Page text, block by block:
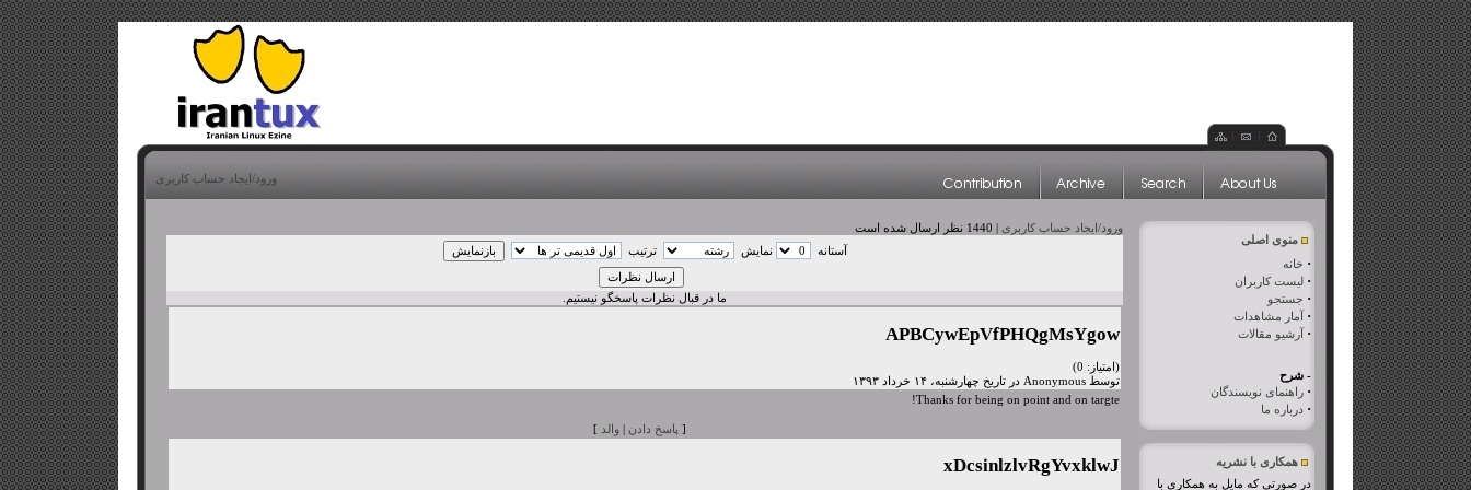
ورود/ایجاد حساب کاربری
منوی اصلی
· خانه
· لیست کاربران
· جستجو
· آمار مشاهدات
· آرشیو مقالات
- شرح
· راهنمای نویسندگان
· درباره ما
همکاری با نشریه
در صورتی که مایل به همکاری با
ورود/ایجاد حساب کاربری | 1440 نظر ارسال شده است
آستانه
نمایش ترتیب
ما در قبال نظرات پاسخگو نیستیم.
APBCywEpVfPHQgMsYgow
(امتیاز: 0)
توسط Anonymous در تاریخ چهارشنبه، ۱۴ خرداد ۱۳۹۳
Thanks for being on point and on targte!
[ پاسخ دادن | والد ]
xDcsinlzlvRgYvxklwJ